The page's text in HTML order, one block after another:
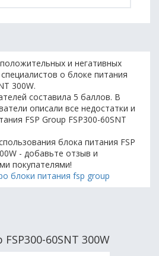
и негативных
о блоке питания
300W.
составила 5 баллов. В
описали все недостатки и
FSP Group FSP300-60SNT
блока питания FSP
- добавьте отзыв и
покупателями!
блоки питания fsp group
60SNT 300W